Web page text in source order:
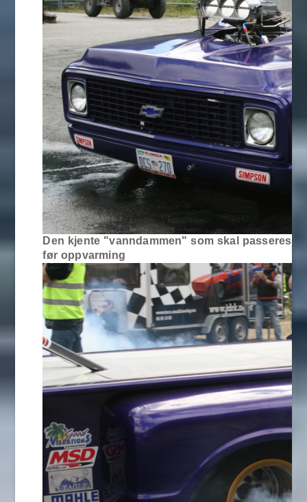
Den kjente "vanndammen" som skal passeres
før oppvarming